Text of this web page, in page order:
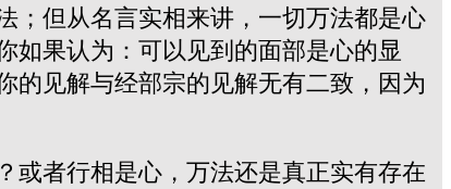
；但从名言实相来讲，一切万法都是心
如果认为：可以见到的面部是心的显
的见解与经部宗的见解无有二致，因为
或者行相是心，万法还是真正实有存在